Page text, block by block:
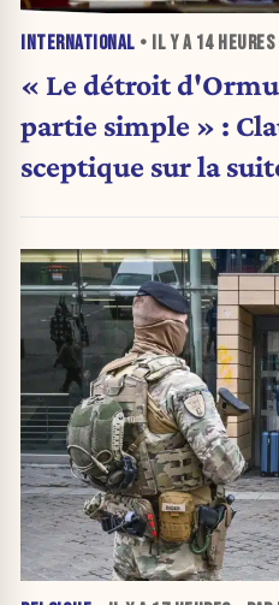
INTERNATIONAL • IL Y A 14 HEURES
« Le détroit
partie simple » :
sceptique sur la